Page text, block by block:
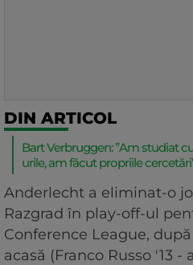
DIN ARTICOL
Bart Verbruggen: ”Am studiat
urile, am făcut propriile
Anderlecht a eliminat-o
Razgrad în play-off-ul
Conference League, după
acasă (Franco Russo '13 -